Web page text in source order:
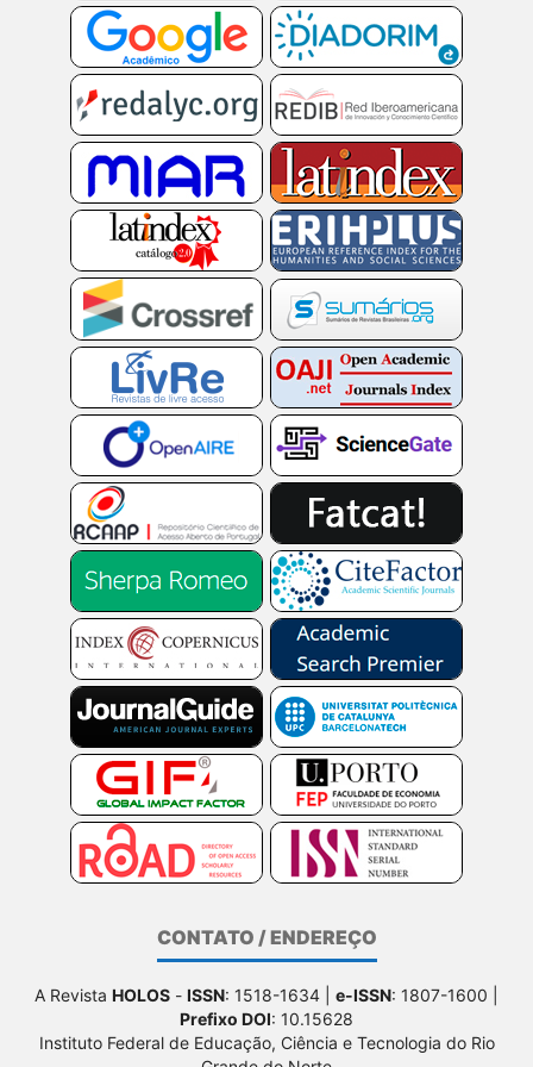
CONTATO / ENDEREÇO
A Revista HOLOS - ISSN: 1518-1634 | e-ISSN: 1807-1600 |
Prefixo DOI: 10.15628
Instituto Federal de Educação, Ciência e Tecnologia do Rio